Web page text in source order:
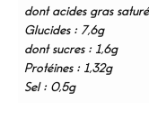
dont acides gras
Glucides : 7,6g
dont sucres : 1,6g
Protéines : 1,32g
Sel : 0,5g